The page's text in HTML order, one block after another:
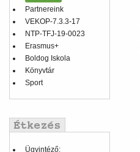
Partnereink
VEKOP-7.3.3-17
NTP-TFJ-19-0023
Erasmus+
Boldog Iskola
Könyvtár
Sport
Ügyintéző: